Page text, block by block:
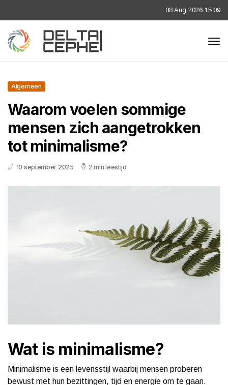
08 Aug 2026 15:09
Algemeen
Waarom voelen sommige
mensen zich aangetrokken
tot minimalisme?
10 september 2025 2 min leestijd
Wat is minimalisme?
Minimalisme is een levensstijl waarbij mensen proberen
bewust met hun bezittingen, tijd en energie om te gaan.